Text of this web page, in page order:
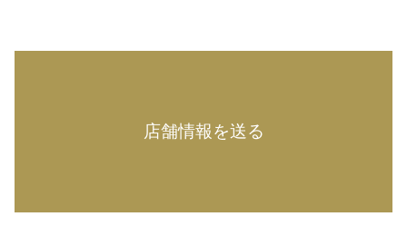
店舗情報を送る